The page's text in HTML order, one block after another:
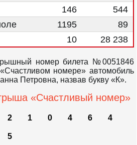
146
544
1195
89
10 28 238
номер билета №0051846
номере» автомобиль
Петровна, назвав букву «К».
«Счастливый номер»
2 1 0 4 6 4
5